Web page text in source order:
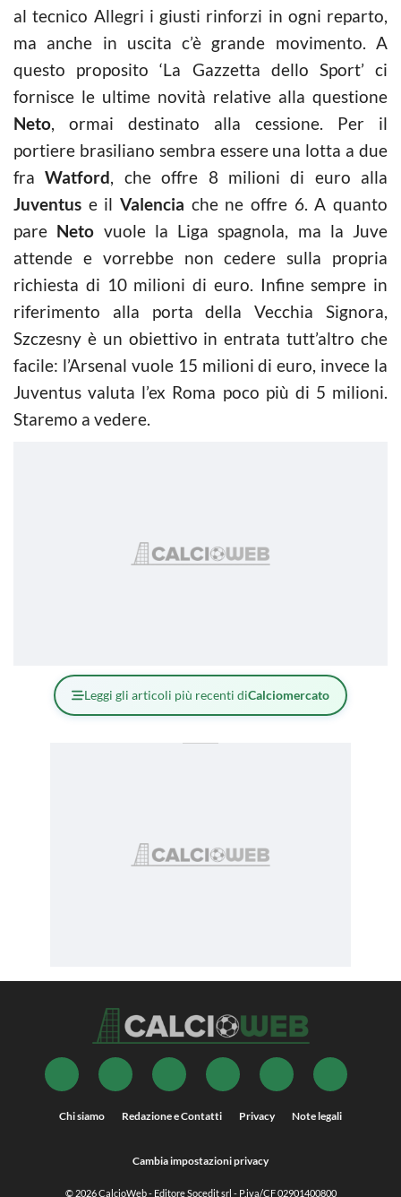
al tecnico Allegri i giusti rinforzi in ogni reparto,
ma anche in uscita c’è grande movimento. A
questo proposito ‘La Gazzetta dello Sport’ ci
fornisce le ultime novità relative alla questione
Neto, ormai destinato alla cessione. Per il
portiere brasiliano sembra essere una lotta a due
fraWatford, che offre 8 milioni di euro alla
Juventus e il Valencia che ne offre 6. A quanto
pare Neto vuole la Liga spagnola, ma la Juve
attende e vorrebbe non cedere sulla propria
richiesta di 10 milioni di euro. Infine sempre in
riferimento alla porta della Vecchia Signora,
Szczesny è un obiettivo in entrata tutt’altro che
facile: l’Arsenal vuole 15 milioni di euro, invece la
Juventus valuta l’ex Roma poco più di 5 milioni.
Staremo a vedere.
Leggi gli articoli più recenti diCalciomercato
Chi siamo Redazione e Contatti Privacy Note legali
Cambia impostazioni privacy
© 2026CalcioWeb- Editore Socedit srl - P.iva/CF 02901400800